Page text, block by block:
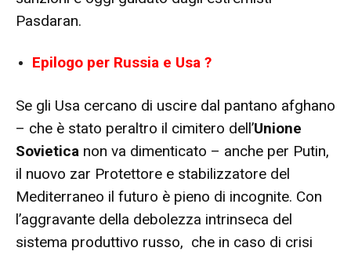
Pasdaran.
Epilogo per Russia e Usa ?
Se gli Usa cercano di uscire dal pantano afghano
– che è stato peraltro il cimitero dell’Unione
Sovietica non va dimenticato – anche per Putin,
il nuovo zar Protettore e stabilizzatore del
Mediterraneo il futuro è pieno di incognite. Con
l’aggravante della debolezza intrinseca del
sistema produttivo russo, che in caso di crisi